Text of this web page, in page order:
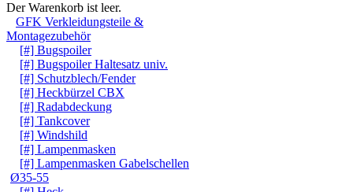
Der Warenkorb ist leer.
GFK Verkleidungsteile &
Montagezubehör
[#] Bugspoiler
[#] Bugspoiler Haltesatz univ.
[#] Schutzblech/Fender
[#] Heckbürzel CBX
[#] Radabdeckung
[#] Tankcover
[#] Windshild
[#] Lampenmasken
[#] Lampenmasken Gabelschellen
Ø35-55